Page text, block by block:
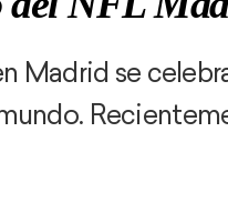
Madrid se